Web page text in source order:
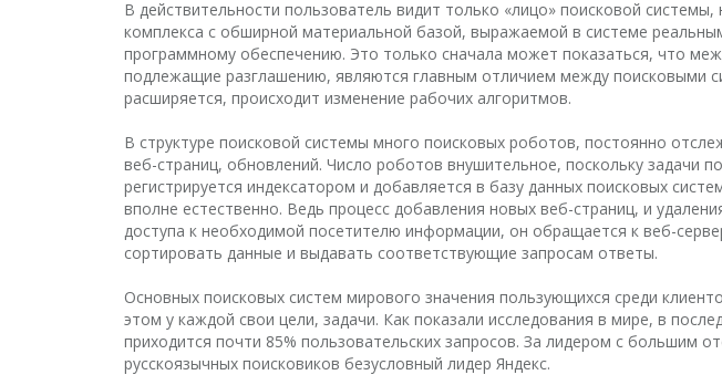
В действительности пользователь видит только «лицо» поисковой
комплекса с обширной материальной базой, выражаемой в системе
программному обеспечению. Это только сначала может показаться, что
подлежащие разглашению, являются главным отличием между поисковыми
расширяется, происходит изменение рабочих алгоритмов.
В структуре поисковой системы много поисковых роботов, постоянно
веб-страниц, обновлений. Число роботов внушительное, поскольку
регистрируется индексатором и добавляется в базу данных поисковых
вполне естественно. Ведь процесс добавления новых веб-страниц, и
доступа к необходимой посетителю информации, он обращается к веб-
сортировать данные и выдавать соответствующие запросам ответы.
Основных поисковых систем мирового значения пользующихся среди
этом у каждой свои цели, задачи. Как показали исследования в мире, в
приходится почти 85% пользовательских запросов. За лидером с большим
русскоязычных поисковиков безусловный лидер Яндекс.